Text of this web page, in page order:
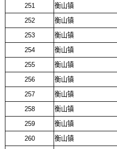
251
衡山镇
252
衡山镇
253
衡山镇
254
衡山镇
255
衡山镇
256
衡山镇
257
衡山镇
258
衡山镇
259
衡山镇
260
衡山镇